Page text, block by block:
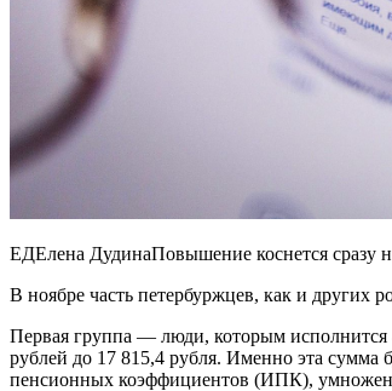
ЕДЕлена ДудинаПовышение коснется сразу
В ноябре часть петербуржцев, как и других
Первая группа — люди, которым исполнится
рублей до 17 815,4 рубля. Именно эта сумма
пенсионных коэффициентов (ИПК),